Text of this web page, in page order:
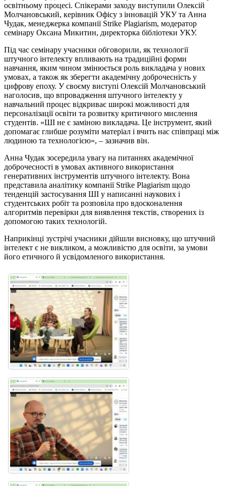
освітньому процесі. Спікерами заходу виступили Олексій
Молчановський, керівник Офісу з інновацій УКУ та Анна
Чудак, менеджерка компанії Strike Plagiarism, модератор
семінару Оксана Микитин, директорка бібліотеки УКУ.
Під час семінару учасники обговорили, як технології
штучного інтелекту впливають на традиційні форми
навчання, яким чином змінюється роль викладача у нових
умовах, а також як зберегти академічну доброчесність у
цифрову епоху. У своєму виступі Олексій Молчановський
наголосив, що впровадження штучного інтелекту у
навчальний процес відкриває широкі можливості для
персоналізації освіти та розвитку критичного мислення
студентів. «ШI не є заміною викладача. Це інструмент, який
допомагає глибше розуміти матеріал і вчить нас співпраці між
людиною та технологією», – зазначив він.
Анна Чудак зосередила увагу на питаннях академічної
доброчесності в умовах активного використання
генеративних інструментів штучного інтелекту. Вона
представила аналітику компанії Strike Plagiarism щодо
тенденцій застосування ШI у написанні наукових і
студентських робіт та розповіла про вдосконалення
алгоритмів перевірки для виявлення текстів, створених із
допомогою таких технологій.
Наприкінці зустрічі учасники дійшли висновку, що штучний
інтелект є не викликом, а можливістю для освіти, за умови
його етичного й усвідомленого використання.